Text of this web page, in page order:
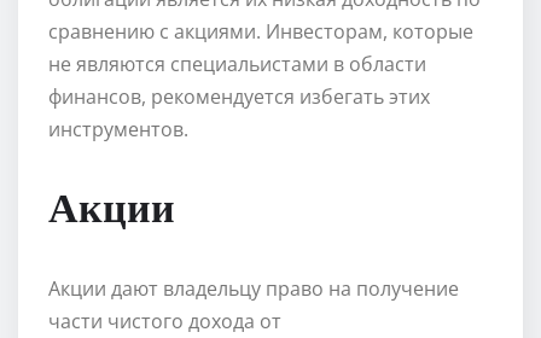
сравнению с акциями. Инвесторам, которые
не являются специальистами в области
финансов, рекомендуется избегать этих
инструментов.
Акции
Акции дают владельцу право на получение
части чистого дохода от